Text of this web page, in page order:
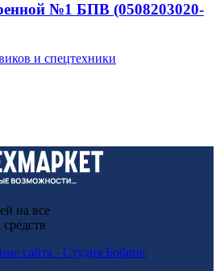
№1 БПВ (0508203020-
и спецтехники
на все